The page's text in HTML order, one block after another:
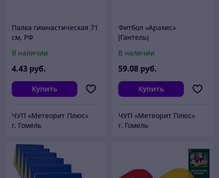
Палка гимнастическая 71
см, РФ
В наличии
4.43 руб.
Купить
ЧУП «Метеорит Плюс»
г. Гомель
Фитбол «Арахис»
(Гантель)
В наличии
59.08 руб.
Купить
ЧУП «Метеорит Плюс»
г. Гомель